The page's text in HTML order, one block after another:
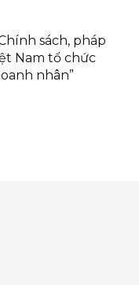
sách, pháp
Nam tổ chức
nhân”